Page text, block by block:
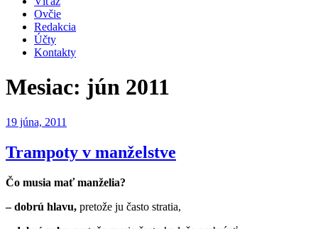
Ovčie
Redakcia
Účty
Kontakty
Mesiac: jún 2011
Publikované
19 júna, 2011
Trampoty v manželstve
Čo musia mať manželia?
– dobrú hlavu, pretože ju často stratia,